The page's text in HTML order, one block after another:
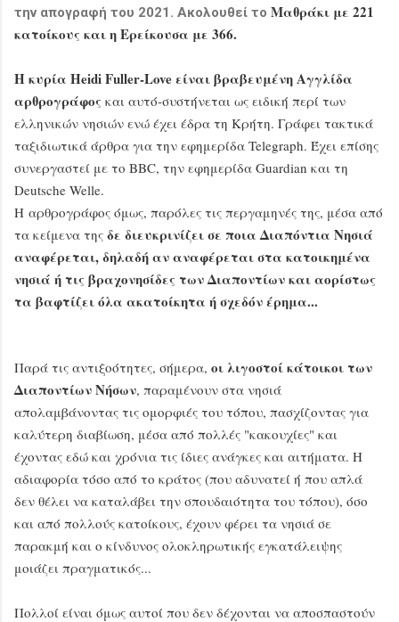
την απογραφή του 2021. Ακολουθεί το Μαθράκι με 221
κατοίκους και ηΕρείκουσα με 366.
Η κυρία Heidi Fuller-Love είναι βραβευμένη Αγγλίδα
αρθρογράφος και αυτό-συστήνεται ως ειδική περί των
ελληνικών νησιών ενώ έχει έδρα τη Κρήτη. Γράφει τακτικά
ταξιδιωτικά άρθρα για την εφημερίδα Telegraph. Έχει επίσης
συνεργαστεί με το BBC, την εφημερίδα Guardian και τη
Deutsche Welle.
Η αρθρογράφος όμως, παρόλες τις περγαμηνές της, μέσα από
τα κείμενα της δε διευκρινίζει σε ποια Διαπόντια Νησιά
αναφέρεται, δηλαδή αν αναφέρεται στα κατοικημένα
νησιά ή τις βραχονησίδες των Διαποντίων και αορίστως
τα βαφτίζει όλα ακατοίκητα ή σχεδόν έρημα...
Παρά τις αντιξοότητες, σήμερα, οι λιγοστοί κάτοικοι των
Διαποντίων Νήσων, παραμένουν στα νησιά
απολαμβάνοντας τις ομορφιές του τόπου, πασχίζοντας για
καλύτερη διαβίωση, μέσα από πολλές "κακουχίες" και
έχοντας εδώ και χρόνια τις ίδιες ανάγκες και αιτήματα. Η
αδιαφορία τόσο από το κράτος (που αδυνατεί ή που απλά
δεν θέλει να καταλάβει την σπουδαιότητα του τόπου), όσο
και από πολλούς κατοίκους, έχουν φέρει τα νησιά σε
παρακμή και ο κίνδυνος ολοκληρωτικής εγκατάλειψης
μοιάζει πραγματικός...
Πολλοί είναι όμως αυτοί που δεν δέχονται να αποσπαστούν